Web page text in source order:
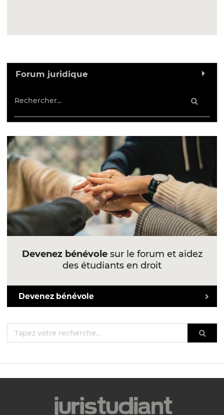
Forum juridique
Devenez bénévolesur le forum et aidez
des étudiants en droit
Devenez bénévole